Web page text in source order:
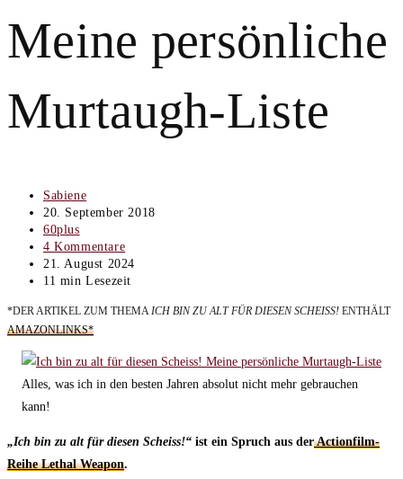
Meine persönliche
Murtaugh-Liste
Beitrags-
Autor:
Sabiene
Beitrag
veröffentlicht:
20. September 2018
Beitrags-
Kategorie:
60plus
Beitrags-
Kommentare:
4 Kommentare
Beitrag
zuletzt
am:
21. August 2024
Lesedauer:
11 min Lesezeit
*DER ARTIKEL ZUM THEMAICH BIN ZU ALT FÜR DIESEN SCHEISS! ENTHÄLT
AMAZONLINKS*
Alles, was ich in den besten Jahren absolut nicht mehr gebrauchen
kann!
„Ich bin zu alt für diesen Scheiss!“ ist ein Spruch aus derActionfilm-
Reihe Lethal Weapon.